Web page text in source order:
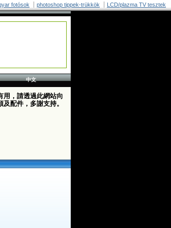
fotósok photoshop tippek-trükkök LCD/plazma TV tesztek
中文
用，請透過此網站向
配件，多謝支持。